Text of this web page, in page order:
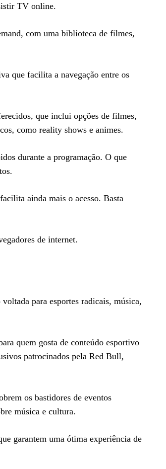
TV online.
com uma biblioteca de filmes,
que facilita a navegação entre os
que inclui opções de filmes,
como reality shows e animes.
durante a programação. O que
ainda mais o acesso. Basta
de internet.
para esportes radicais, música,
quem gosta de conteúdo esportivo
patrocinados pela Red Bull,
os bastidores de eventos
música e cultura.
garantem uma ótima experiência de